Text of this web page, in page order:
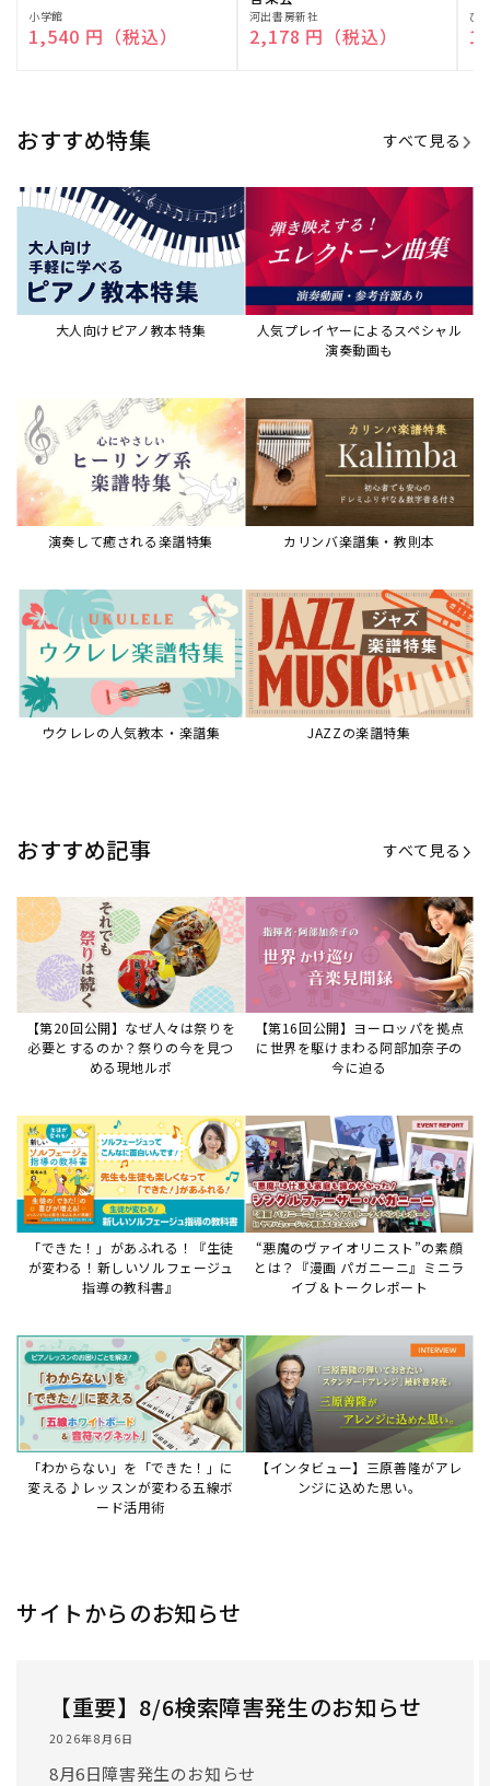
販
売
小学館
通常価格
1,540 円（税込）
販
売
河出書房新社
通常価格
2,178 円（税込）
販
売
ひ
おすすめ特集 すべて見る
大人向けピアノ教本特集
人気プレイヤーによるスペシャル
演奏動画も
演奏して癒される楽譜特集 カリンバ楽譜集・教則本
ウクレレの人気教本・楽譜集 JAZZの楽譜特集
おすすめ記事 すべて見る
【第20回公開】なぜ人々は祭りを
必要とするのか？祭りの今を見つ
める現地ルポ
【第16回公開】ヨーロッパを拠点
に世界を駆けまわる阿部加奈子の
今に迫る
「できた！」があふれる！『生徒
が変わる！新しいソルフェージュ
指導の教科書』
“悪魔のヴァイオリニスト”の素顔
とは？『漫画 パガニーニ』ミニラ
イブ＆トークレポート
「わからない」を「できた！」に
変える♪レッスンが変わる五線ボ
ード活用術
【インタビュー】三原善隆がアレ
ンジに込めた思い。
サイトからのお知らせ
【重要】8/6検索障害発生のお知らせ
2026年8月6日
8月6日障害発生のお知らせ